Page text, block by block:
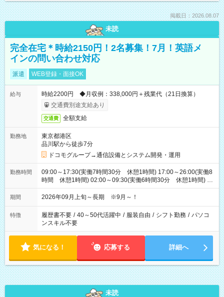
掲載日：2026.08.07
未読
完全在宅＊時給2150円！2名募集！7月！英語メ
インの問い合わせ対応
派遣 WEB登録・面接OK
給与
時給2200円 ◆月収例：338,000円＋残業代（21日換算）
交通費別途支給あり
交通費 全額支給
勤務地
東京都港区
品川駅から徒歩7分
ドコモグループ→通信設備とシステム開発・運用
勤務時間
09:00～17:30(実働7時間30分 休憩1時間) 17:00～26:00(実働8
時間 休憩1時間) 02:00～09:30(実働6時間30分 休憩1時間) ※
日勤は就業時間1/夜勤は就業時間2.3を連続で行って頂きます
期間 2026年09月上旬～長期 ※9月～！
特徴 履歴書不要 / 40～50代活躍中 / 服装自由 / シフト勤務 / パソコ
ンスキル不要
気になる！ 応募する 詳細へ
未読